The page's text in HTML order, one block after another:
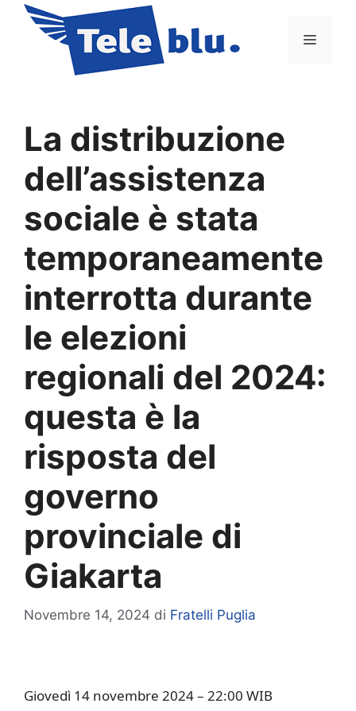
contenuto
Menu
La distribuzione
dell’assistenza
sociale è stata
temporaneamente
interrotta durante
le elezioni
regionali del 2024:
questa è la
risposta del
governo
provinciale di
Giakarta
Novembre 14, 2024 di Fratelli Puglia
Giovedì 14 novembre 2024 – 22:00 WIB